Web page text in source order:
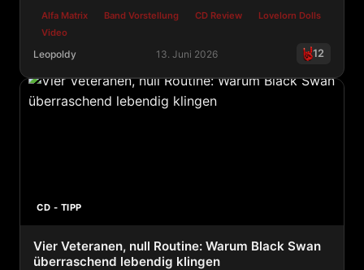
Alfa Matrix Band Vorstellung CD Review
Lovelorn Dolls
Video
Leopoldy 13. Juni 2026 12
Alfa Matrix - Lovelorn Dolls: True Crimes EP/CD
CD - TIPP
Vier Veteranen, null Routine: Warum Black Swan
überraschend lebendig klingen